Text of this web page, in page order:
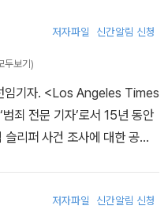
저자파일 신간알림 신청
두보기)
Times
죄 전문 기자’로서 15년 동안
죄 관련 인터뷰이로 활동하고
저자파일 신간알림 신청